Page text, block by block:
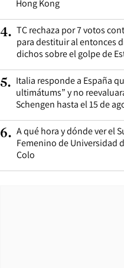
Hong Kong
4. TC rechaza por 7 votos
para destituir al entonces
dichos sobre el golpe de
5. Italia responde a España
ultimátums” y no
Schengen hasta el 15 de
6. A qué hora y dónde ver el
Femenino de Universidad
Colo